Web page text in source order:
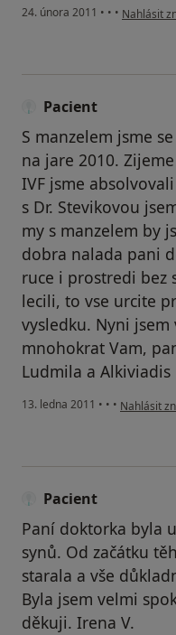
24. února 2011 • • • podle
Nahlásit
Pacient
S manzelem jsme
na jare 2010.
IVF jsme
s Dr. Stevikovou
my s manzelem by
dobra nalada pani
ruce i prostredi bez
lecili, to vse urcite
vysledku. Nyni
mnohokrat Vam,
Ludmila a Alkiviadis
13. ledna 2011 • • • podle
Nahlásit
Pacient
Paní doktorka byla
synů. Od začátku
starala a vše
Byla jsem velmi
děkuji. Irena V.